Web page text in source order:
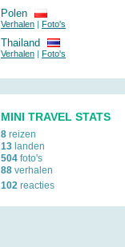
Polen
Verhalen | Foto's
Thailand
Verhalen | Foto's
MINI TRAVEL STATS
8 reizen
13 landen
504 foto's
88 verhalen
102 reacties